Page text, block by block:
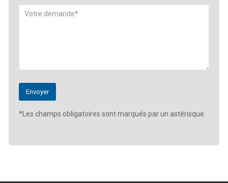
*Les champs obligatoires sont marqués par un astérisque.